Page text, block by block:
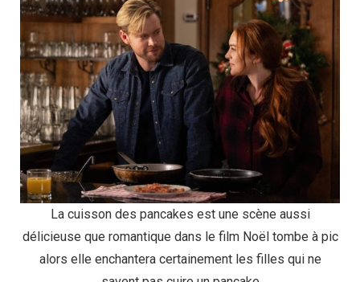
La cuisson des pancakes est une scène aussi
délicieuse que romantique dans le film Noël tombe à pic
alors elle enchantera certainement les filles qui ne